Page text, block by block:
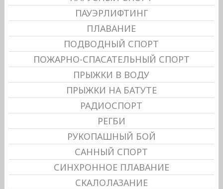
ПАУЭРЛИФТИНГ
ПЛАВАНИЕ
ПОДВОДНЫЙ СПОРТ
ПОЖАРНО-СПАСАТЕЛЬНЫЙ СПОРТ
ПРЫЖКИ В ВОДУ
ПРЫЖКИ НА БАТУТЕ
РАДИОСПОРТ
РЕГБИ
РУКОПАШНЫЙ БОЙ
САННЫЙ СПОРТ
СИНХРОННОЕ ПЛАВАНИЕ
СКАЛОЛАЗАНИЕ